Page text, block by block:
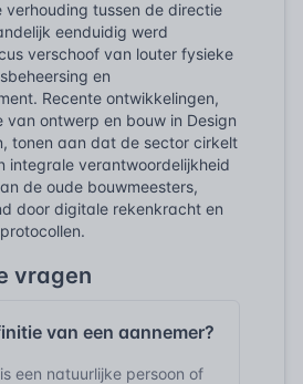
tussen de directie
eenduidig werd
verschoof van louter fysieke
en
Recente ontwikkelingen,
van ontwerp en bouw in Design
tonen aan dat de sector cirkelt
integrale verantwoordelijkheid
de oude bouwmeesters,
door digitale rekenkracht en
vragen
van een aannemer?
een natuurlijke persoon of